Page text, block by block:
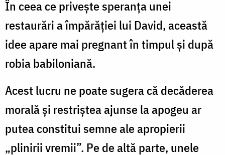
În ceea ce priveşte speranţa unei
restaurări a împărăţiei lui David, această
idee apare mai pregnant în timpul şi după
robia babiloniană.
Acest lucru ne poate sugera că decăderea
morală şi restriştea ajunse la apogeu ar
putea constitui semne ale apropierii
„plinirii vremii”. Pe de altă parte, unele